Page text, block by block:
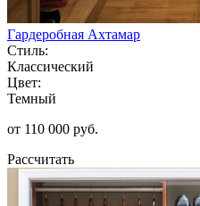
Гардеробная Ахтамар
Стиль:
Классический
Цвет:
Темный
от 110 000 руб.
Рассчитать